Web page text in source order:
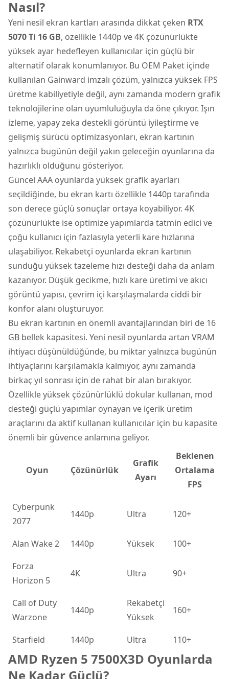
Nasıl?
Yeni nesil ekran kartları arasında dikkat çeken RTX
5070 Ti 16 GB, özellikle 1440p ve 4K çözünürlükte
yüksek ayar hedefleyen kullanıcılar için güçlü bir
alternatif olarak konumlanıyor. Bu OEM Paket içinde
kullanılan Gainward imzalı çözüm, yalnızca yüksek FPS
üretme kabiliyetiyle değil, aynı zamanda modern grafik
teknolojilerine olan uyumluluğuyla da öne çıkıyor. Işın
izleme, yapay zeka destekli görüntü iyileştirme ve
gelişmiş sürücü optimizasyonları, ekran kartının
yalnızca bugünün değil yakın geleceğin oyunlarına da
hazırlıklı olduğunu gösteriyor.
Güncel AAA oyunlarda yüksek grafik ayarları
seçildiğinde, bu ekran kartı özellikle 1440p tarafında
son derece güçlü sonuçlar ortaya koyabiliyor. 4K
çözünürlükte ise optimize yapımlarda tatmin edici ve
çoğu kullanıcı için fazlasıyla yeterli kare hızlarına
ulaşabiliyor. Rekabetçi oyunlarda ekran kartının
sunduğu yüksek tazeleme hızı desteği daha da anlam
kazanıyor. Düşük gecikme, hızlı kare üretimi ve akıcı
görüntü yapısı, çevrim içi karşılaşmalarda ciddi bir
konfor alanı oluşturuyor.
Bu ekran kartının en önemli avantajlarından biri de 16
GB bellek kapasitesi. Yeni nesil oyunlarda artan VRAM
ihtiyacı düşünüldüğünde, bu miktar yalnızca bugünün
ihtiyaçlarını karşılamakla kalmıyor, aynı zamanda
birkaç yıl sonrası için de rahat bir alan bırakıyor.
Özellikle yüksek çözünürlüklü dokular kullanan, mod
desteği güçlü yapımlar oynayan ve içerik üretim
araçlarını da aktif kullanan kullanıcılar için bu kapasite
önemli bir güvence anlamına geliyor.
Oyun Çözünürlük
Grafik
Ayarı
Beklenen
Ortalama
FPS
Cyberpunk
2077
1440p Ultra 120+
Alan Wake 2 1440p Yüksek
100+
Forza
Horizon 5
4K Ultra 90+
Call of Duty
Warzone
1440p
Rekabetçi
Yüksek
160+
Starfield 1440p Ultra 110+
AMD Ryzen 5 7500X3D Oyunlarda
Ne Kadar Güçlü?